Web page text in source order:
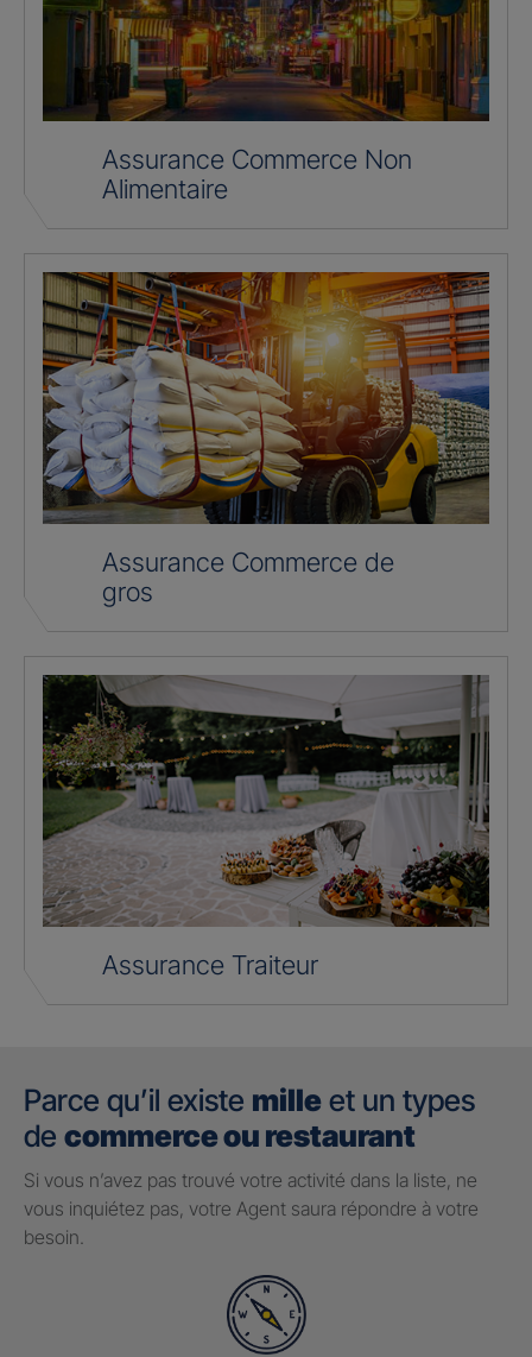
Assurance Commerce Non
Alimentaire
Assurance Commerce de
gros
Assurance Traiteur
Parce qu’il existe mille et un types
de commerce ou restaurant
Si vous n’avez pas trouvé votre activité dans la liste, ne
vous inquiétez pas, votre Agent saura répondre à votre
besoin.